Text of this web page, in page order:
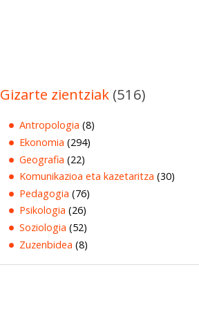
Gizarte zientziak (516)
Antropologia (8)
Ekonomia (294)
Geografia (22)
Komunikazioa eta kazetaritza (30)
Pedagogia (76)
Psikologia (26)
Soziologia (52)
Zuzenbidea (8)